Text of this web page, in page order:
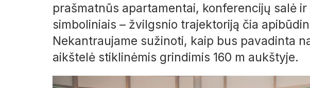
prašmatnūs apartamentai, konferencijų salė ir
simboliniais – žvilgsnio trajektoriją čia
Nekantraujame sužinoti, kaip bus pavadinta
aikštelė stiklinėmis grindimis 160 m aukštyje.